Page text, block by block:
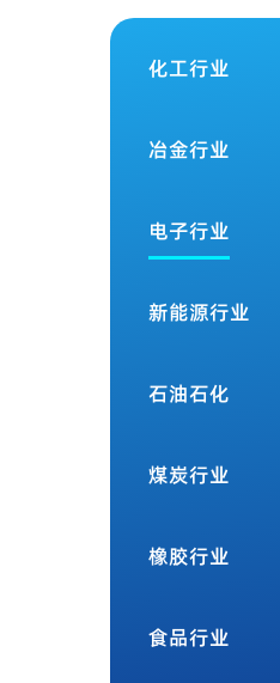
化工行业
冶金行业
电子行业
新能源行业
石油石化
煤炭行业
橡胶行业
食品行业